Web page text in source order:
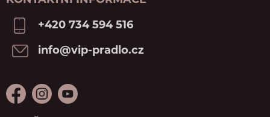
+420 734 594 516
info@vip-pradlo.cz